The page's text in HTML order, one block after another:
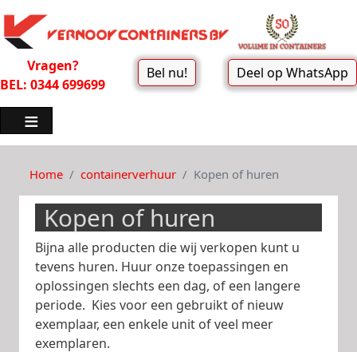
Vragen?
BEL: 0344 699699
Bel nu! Deel op WhatsApp
Home containerverhuur Kopen of huren
Kopen of huren
Bijna alle producten die wij verkopen kunt u
tevens huren. Huur onze toepassingen en
oplossingen slechts een dag, of een langere
periode. Kies voor een gebruikt of nieuw
exemplaar, een enkele unit of veel meer
exemplaren.